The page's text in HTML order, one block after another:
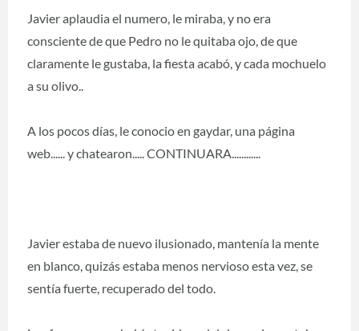
Javier aplaudia el numero, le miraba, y no era
consciente de que Pedro no le quitaba ojo, de que
claramente le gustaba, la fiesta acabó, y cada mochuelo
a su olivo..
A los pocos días, le conocio en gaydar, una página
web...... y chatearon..... CONTINUARA............
Javier estaba de nuevo ilusionado, mantenía la mente
en blanco, quizás estaba menos nervioso esta vez, se
sentía fuerte, recuperado del todo.